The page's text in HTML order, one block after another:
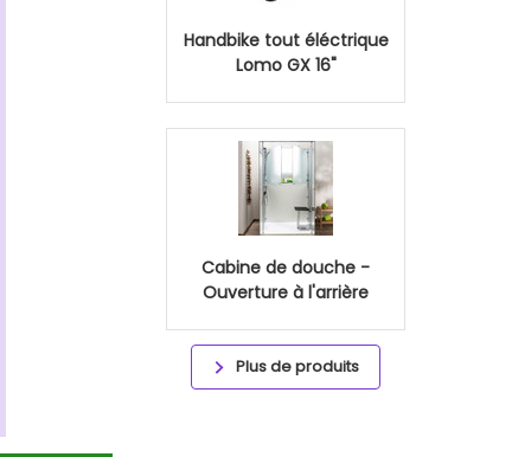
Handbike tout éléctrique
Lomo GX 16"
Cabine de douche -
Ouverture à l'arrière
Plus de produits